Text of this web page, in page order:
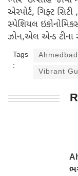
એરપોર્ટ, ગિફ્ટ સિટી
સ્પેશિયલ
ઝોન,એલ એન્ડ ટીના
Tags
:
Vibrant